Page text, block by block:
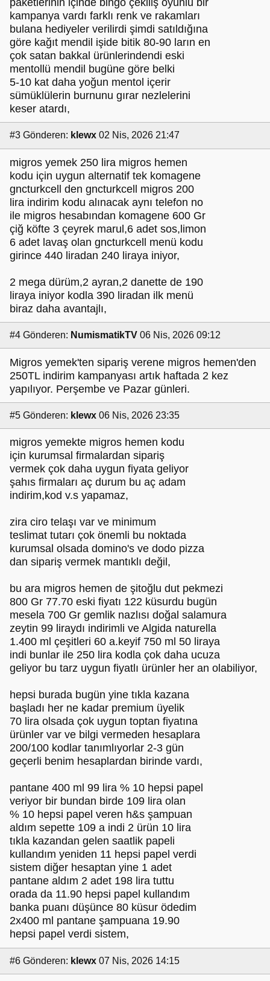
paketlerinin içinde bingo çekiliş oyunlu bir
kampanya vardı farklı renk ve rakamları
bulana hediyeler verilirdi şimdi satıldığına
göre kağıt mendil işide bitik 80-90 ların en
çok satan bakkal ürünlerindendi eski
mentollü mendil bugüne göre belki
5-10 kat daha yoğun mentol içerir
sümüklülerin burnunu gırar nezlelerini
keser atardı,
#3 Gönderen: klewx 02 Nis, 2026 21:47
migros yemek 250 lira migros hemen
kodu için uygun alternatif tek komagene
gncturkcell den gncturkcell migros 200
lira indirim kodu alınacak aynı telefon no
ile migros hesabından komagene 600 Gr
çiğ köfte 3 çeyrek marul,6 adet sos,limon
6 adet lavaş olan gncturkcell menü kodu
girince 440 liradan 240 liraya iniyor,
2 mega dürüm,2 ayran,2 danette de 190
liraya iniyor kodla 390 liradan ilk menü
biraz daha avantajlı,
#4 Gönderen: NumismatikTV 06 Nis, 2026 09:12
Migros yemek'ten sipariş verene migros hemen'den
250TL indirim kampanyası artık haftada 2 kez
yapılıyor. Perşembe ve Pazar günleri.
#5 Gönderen: klewx 06 Nis, 2026 23:35
migros yemekte migros hemen kodu
için kurumsal firmalardan sipariş
vermek çok daha uygun fiyata geliyor
şahıs firmaları aç durum bu aç adam
indirim,kod v.s yapamaz,
zira ciro telaşı var ve minimum
teslimat tutarı çok önemli bu noktada
kurumsal olsada domino's ve dodo pizza
dan sipariş vermek mantıklı değil,
bu ara migros hemen de şitoğlu dut pekmezi
800 Gr 77.70 eski fiyatı 122 küsurdu bugün
mesela 700 Gr gemlik nazlısı doğal salamura
zeytin 99 liraydı indirimli ve Algida naturella
1.400 ml çeşitleri 60 a.keyif 750 ml 50 liraya
indi bunlar ile 250 lira kodla çok daha ucuza
geliyor bu tarz uygun fiyatlı ürünler her an olabiliyor,
hepsi burada bugün yine tıkla kazana
başladı her ne kadar premium üyelik
70 lira olsada çok uygun toptan fiyatına
ürünler var ve bilgi vermeden hesaplara
200/100 kodlar tanımlıyorlar 2-3 gün
geçerli benim hesaplardan birinde vardı,
pantane 400 ml 99 lira % 10 hepsi papel
veriyor bir bundan birde 109 lira olan
% 10 hepsi papel veren h&s şampuan
aldım sepette 109 a indi 2 ürün 10 lira
tıkla kazandan gelen saatlik papeli
kullandım yeniden 11 hepsi papel verdi
sistem diğer hesaptan yine 1 adet
pantane aldım 2 adet 198 lira tuttu
orada da 11.90 hepsi papel kullandım
banka puanı düşünce 80 küsur ödedim
2x400 ml pantane şampuana 19.90
hepsi papel verdi sistem,
#6 Gönderen: klewx 07 Nis, 2026 14:15